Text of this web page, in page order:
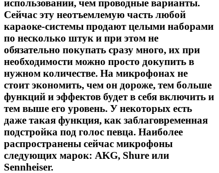
использовании, чем проводные варианты.
Сейчас эту неотъемлемую часть любой
караоке-системы продают целыми наборами
по несколько штук и при этом не
обязательно покупать сразу много, их при
необходимости можно просто докупить в
нужном количестве. На микрофонах не
стоит экономить, чем он дороже, тем больше
функций и эффектов будет в себя включить и
тем выше его уровень. У некоторых есть
даже такая функция, как заблаговременная
подстройка под голос певца. Наиболее
распространены сейчас микрофоны
следующих марок: AKG, Shure или
Sennheiser.